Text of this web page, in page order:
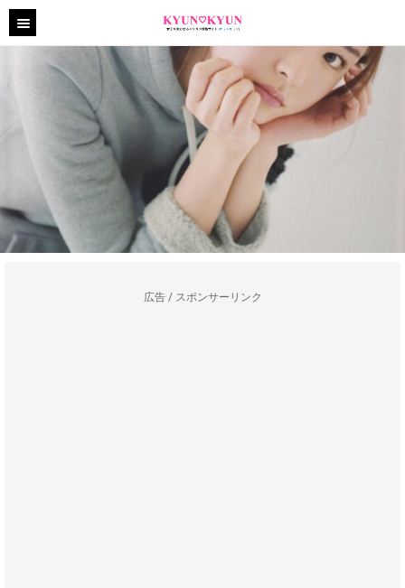
広告 / スポンサーリンク